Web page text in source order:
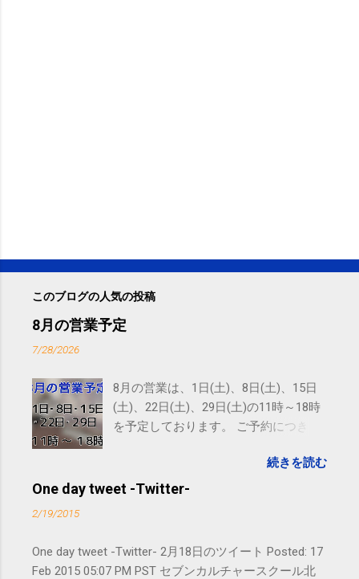
このブログの人気の投稿
8月の営業予定
7/28/2026
8月の営業は、1日(土)、8日(土)、15日
(土)、22日(土)、29日(土)の11時～18時
を予定しております。 ご予約につきま
す。 電話に出られないことがあります
ので、ご予約、お問い合わせは
続きを読む
One day tweet -Twitter-
2/19/2015
One day tweet -Twitter- 2月18日のツイート Posted: 17
Feb 2015 05:07 PM PST セブンカルチャースクール北